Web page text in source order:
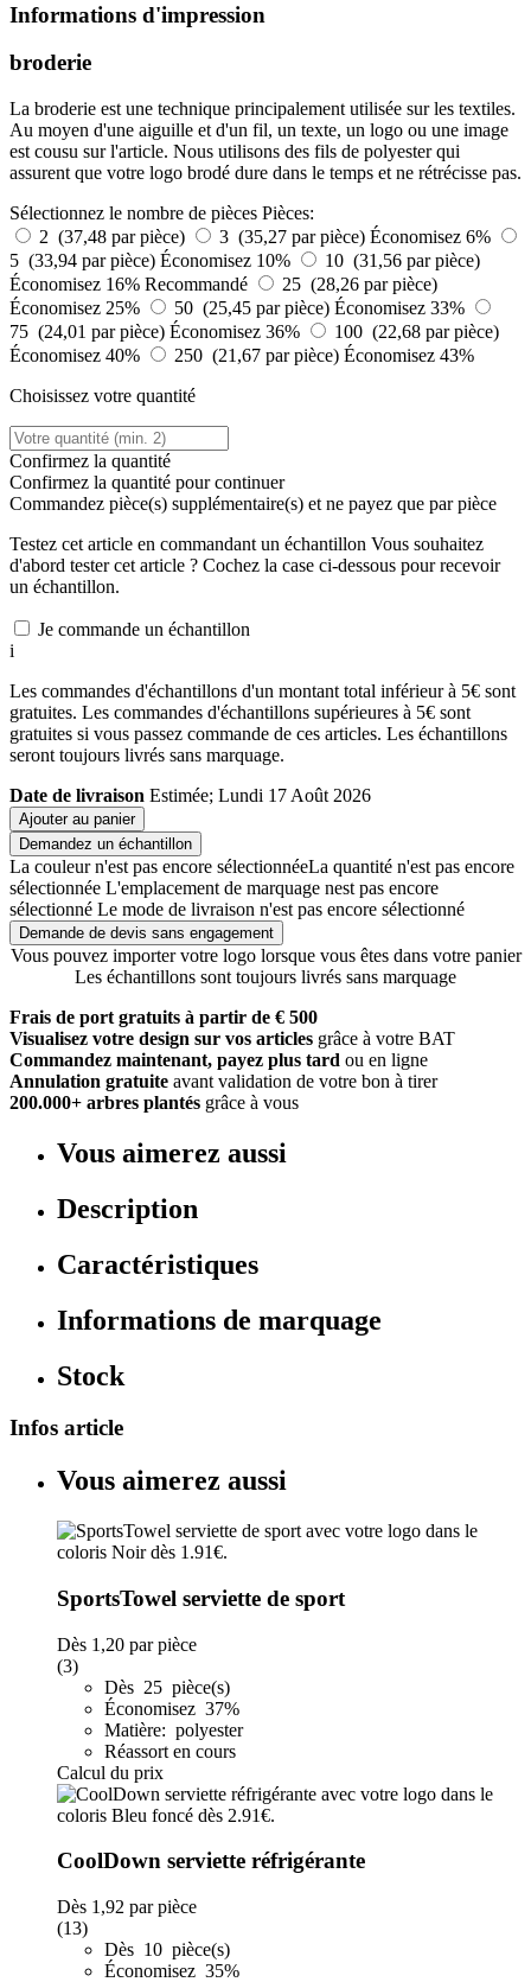
Informations d'impression
broderie
La broderie est une technique principalement utilisée sur les textiles.
Au moyen d'une aiguille et d'un fil, un texte, un logo ou une image
est cousu sur l'article. Nous utilisons des fils de polyester qui
assurent que votre logo brodé dure dans le temps et ne rétrécisse pas.
Sélectionnez le nombre de pièces Pièces:
2 (37,48 par pièce)
3 (35,27 par pièce) Économisez 6%
5 (33,94 par pièce) Économisez 10%
10 (31,56 par pièce)
Économisez 16% Recommandé
25 (28,26 par pièce)
Économisez 25%
50 (25,45 par pièce) Économisez 33%
75 (24,01 par pièce) Économisez 36%
100 (22,68 par pièce)
Économisez 40%
250 (21,67 par pièce) Économisez 43%
Choisissez votre quantité
Confirmez la quantité
Confirmez la quantité pour continuer
Commandez pièce(s) supplémentaire(s) et ne payez que par pièce
Testez cet article en commandant un échantillon Vous souhaitez
d'abord tester cet article ? Cochez la case ci-dessous pour recevoir
un échantillon.
Je commande un échantillon
i
Les commandes d'échantillons d'un montant total inférieur à 5€ sont
gratuites. Les commandes d'échantillons supérieures à 5€ sont
gratuites si vous passez commande de ces articles. Les échantillons
seront toujours livrés sans marquage.
Date de livraison Estimée; Lundi 17 Août 2026
Ajouter au panier
Demandez un échantillon
La couleur n'est pas encore sélectionnéeLa quantité n'est pas encore
sélectionnée L'emplacement de marquage nest pas encore
sélectionné Le mode de livraison n'est pas encore sélectionné
Demande de devis sans engagement
Vous pouvez importer votre logo lorsque vous êtes dans votre panier
Les échantillons sont toujours livrés sans marquage
Frais de port gratuits à partir de € 500
Visualisez votre design sur vos articles grâce à votre BAT
Commandez maintenant, payez plus tard ou en ligne
Annulation gratuite avant validation de votre bon à tirer
200.000+ arbres plantés grâce à vous
Vous aimerez aussi
Description
Caractéristiques
Informations de marquage
Stock
Infos article
Vous aimerez aussi
SportsTowel serviette de sport
Dès 1,20 par pièce
(3)
Dès 25 pièce(s)
Économisez 37%
Matière: polyester
Réassort en cours
Calcul du prix
CoolDown serviette réfrigérante
Dès 1,92 par pièce
(13)
Dès 10 pièce(s)
Économisez 35%